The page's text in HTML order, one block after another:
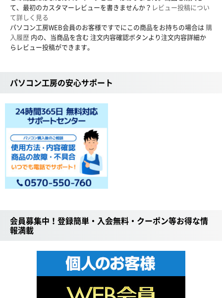
て、最初のカスタマーレビューを書きませんか？ レビュー投稿につい
て詳しく見る
パソコン工房WEB会員のお客様ですでにこの商品をお持ちの場合は 購
入履歴 内の、当商品を含む 注文内容確認ボタンより注文内容詳細か
らレビュー投稿ができます。
パソコン工房の安心サポート
会員募集中！登録簡単・入会無料・クーポン等お得な情
報満載